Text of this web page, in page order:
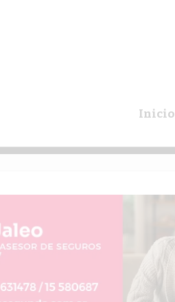
Inicio